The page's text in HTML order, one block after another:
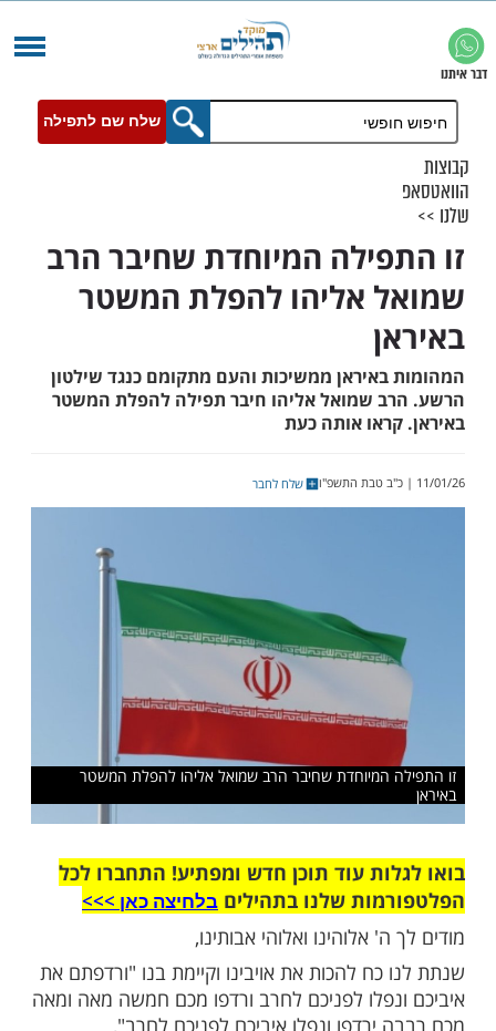
שלח שם לתפילה
המיוחדת שחיבר הרב
אליהו להפלת המשטר
ממשיכות והעם מתקומם כנגד שילטון
שמואל אליהו חיבר תפילה להפלת המשטר
המיוחדת שחיבר הרב שמואל אליהו להפלת המשטר